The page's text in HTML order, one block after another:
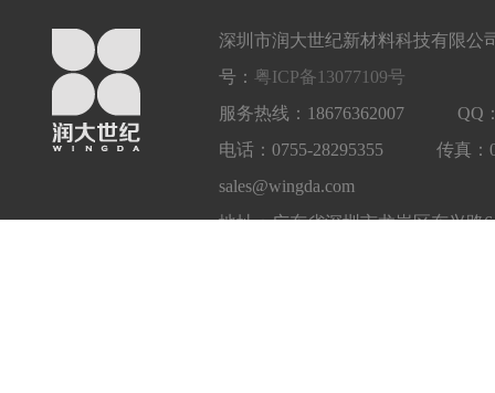
深圳市润大世纪新材料科技有限
号： 粤ICP备13077109号
服务热线：18676362007 QQ
电话：0755-28295355 传真
sales@wingda.com
地址：广东省深圳市龙岗区东兴路